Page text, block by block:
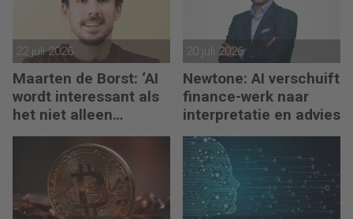
22 juli 2026
Maarten de Borst: ‘AI
wordt interessant als
het niet alleen
meedenkt, maar ook
20 juli 2026
Newtone: AI verschuift
finance-werk naar
interpretatie en advies